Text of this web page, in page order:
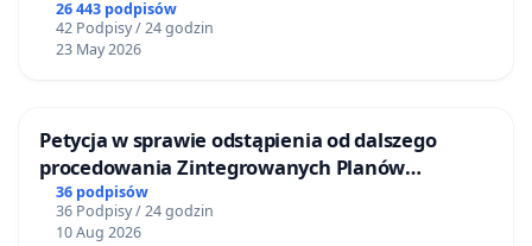
26 443 podpisów
42 Podpisy / 24 godzin
23 May 2026
Petycja w sprawie odstąpienia od dalszego
procedowania Zintegrowanych Planów
Inwestycyjnych „Myślenice – Barnasiówka” oraz
„Myślenice – Bukówka”
36 podpisów
36 Podpisy / 24 godzin
10 Aug 2026